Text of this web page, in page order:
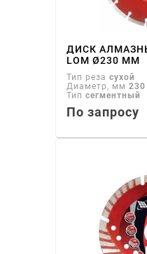
ДИСК
LOM Ø230 ММ
Тип реза сухой
Диаметр, мм 230
Тип сегментный
По запросу